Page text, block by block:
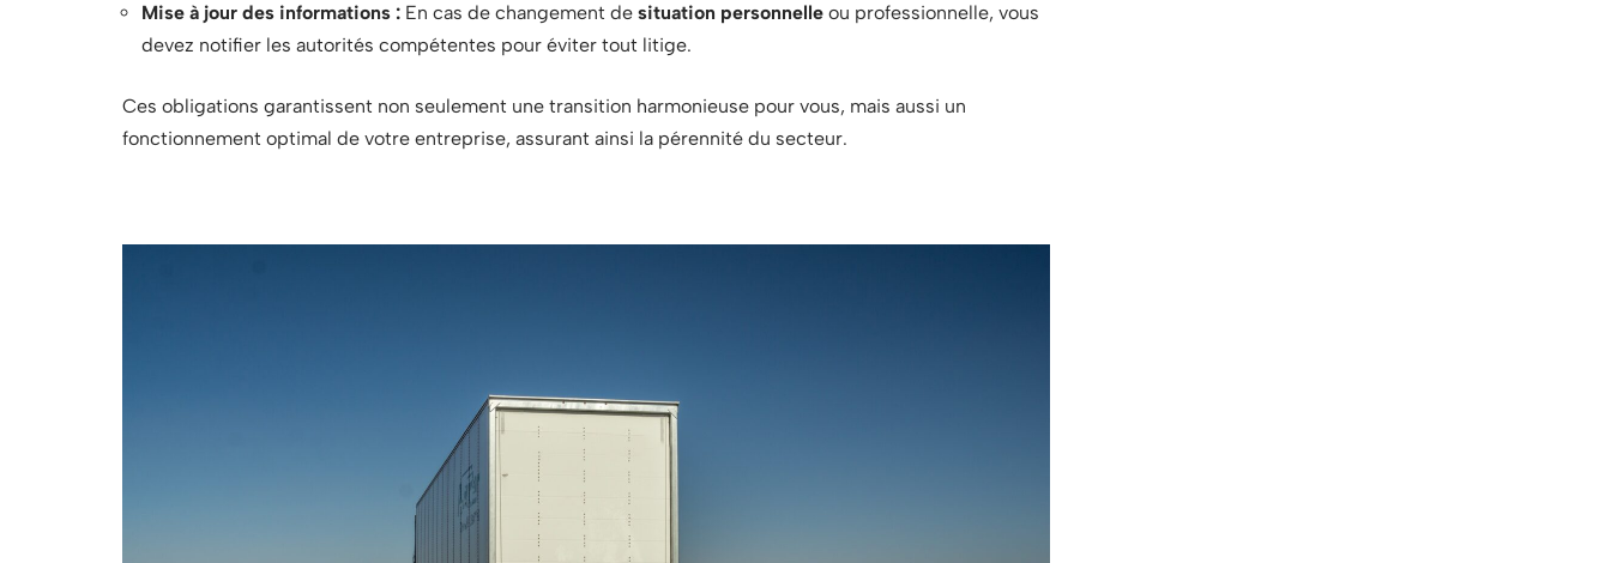
Mise à jour des informations : En cas de changement de situation personnelle ou professionnelle, vous
devez notifier les autorités compétentes pour éviter tout litige.
Ces obligations garantissent non seulement une transition harmonieuse pour vous, mais aussi un
fonctionnement optimal de votre entreprise, assurant ainsi la pérennité du secteur.